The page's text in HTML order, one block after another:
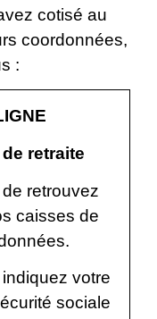
cotisé au
coordonnées,
:
retraite
retrouvez
caisses de
votre
sociale